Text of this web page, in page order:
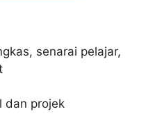
senarai pelajar,
dan projek